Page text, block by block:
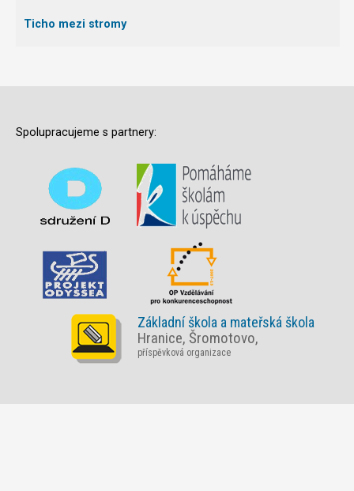
Ticho mezi stromy
Spolupracujeme s partnery:
Základní škola a mateřská škola
Hranice, Šromotovo,
příspěvková organizace